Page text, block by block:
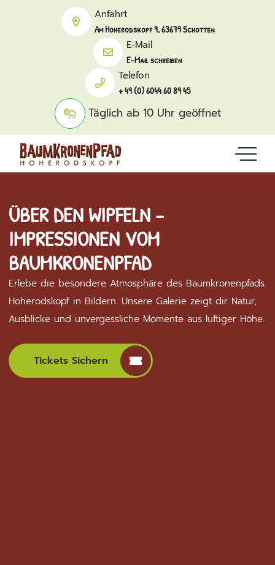
Am Hoherodskopf 9, 63679 Schotten
Anfahrt
E-Mail schreiben
E-Mail
+ 49 (0) 6044 60 89 45
Telefon
Täglich ab 10 Uhr geöffnet
ÜBER DEN WIPFELN –
IMPRESSIONEN VOM
BAUMKRONENPFAD
Erlebe die besondere Atmosphäre des Baumkronenpfads
Hoherodskopf in Bildern. Unsere Galerie zeigt dir Natur,
Ausblicke und unvergessliche Momente aus luftiger Höhe.
Tickets Sichern